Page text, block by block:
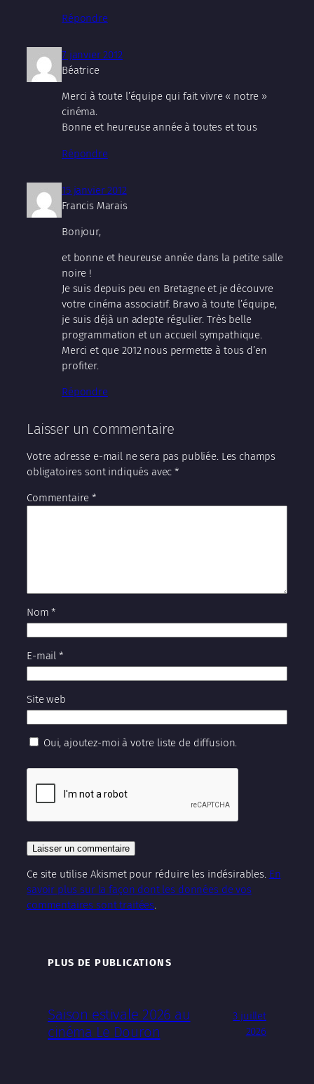
Répondre
7 janvier 2012
Béatrice
Merci à toute l’équipe qui fait vivre « notre »
cinéma.
Bonne et heureuse année à toutes et tous
Répondre
15 janvier 2012
Francis Marais
Bonjour,
et bonne et heureuse année dans la petite salle
noire !
Je suis depuis peu en Bretagne et je découvre
votre cinéma associatif. Bravo à toute l’équipe,
je suis déjà un adepte régulier. Très belle
programmation et un accueil sympathique.
Merci et que 2012 nous permette à tous d’en
profiter.
Répondre
Laisser un commentaire
Votre adresse e-mail ne sera pas publiée. Les champs
obligatoires sont indiqués avec*
Commentaire*
Nom*
E-mail *
Site web
Oui, ajoutez-moi à votre liste de diffusion.
Ce site utilise Akismet pour réduire les indésirables. En
savoir plus sur la façon dont les données de vos
commentaires sont traitées.
PLUS DE PUBLICATIONS
Saison estivale 2026 au
cinéma Le Douron
3 juillet
2026